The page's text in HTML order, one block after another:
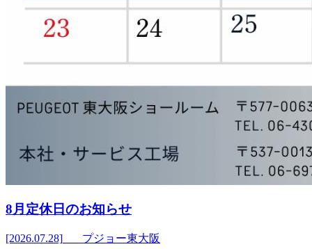
8月定休日のお知らせ
[2026.07.28] プジョー東大阪